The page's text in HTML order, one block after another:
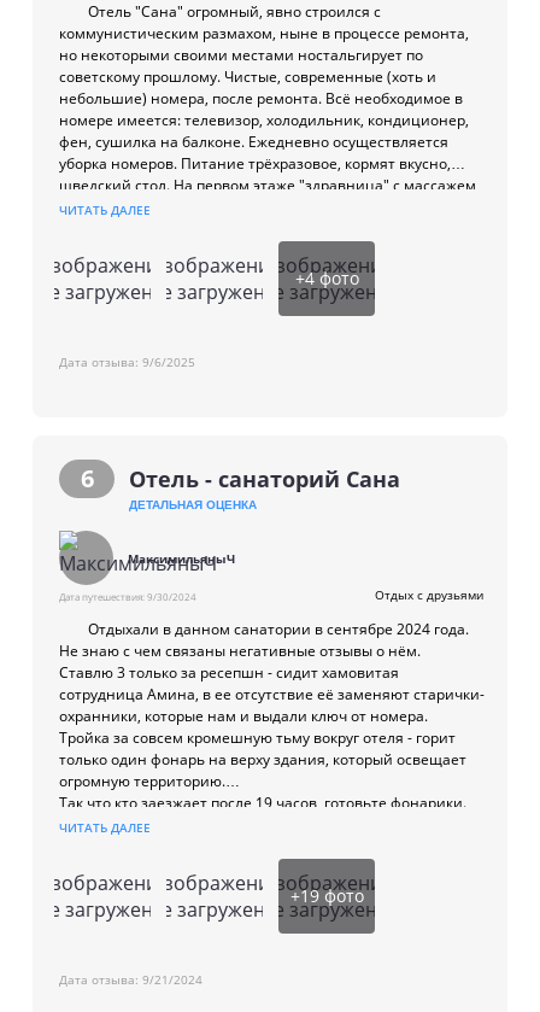
Доступны следующие процедуры:
сероводородные ванны;
четырёхкамерные ванны;
гинекологическое орошение;
орошение головы;
ингаляции;
массаж;
стоматолог;
физио-процедуры (диодинамик, амплипульс,
дарсонваль, УВЧ, магнит, электрофорез, ультразвук).
Удобства и развлечения в санатории
парковка;
кабинет врача;
экскурсионное обслуживание.
Пляж муниципальный, оборудованный, песчано-галечный.
3-я пляжная линия;
шезлонги, зонтики — бесплатно.
Отель "Сана" огромный, явно строился с
коммунистическим размахом, ныне в процессе ремонта,
но некоторыми своими местами ностальгирует по
советскому прошлому. Чистые, современные (хоть и
небольшие) номера, после ремонта. Всё необходимое в
номере имеется: телевизор, холодильник, кондиционер,
фен, сушилка на балконе. Ежедневно осуществляется
уборка номеров. Питание трёхразовое, кормят вкусно,
шведский стол. На первом этаже "здравница" с массажем,
душем Шарко и грязевыми ваннами. Отель расположен в
остановка городского транспорта. В шаговой доступности
торговый центр, аптека, местный рынок, парк, кафе.
ЧИТАТЬ ДАЛЕЕ
Изображение
не загружено
Изображение
не загружено
Изображение
не загружено
+4фото
Дата отзыва: 9/6/2025
6 Отель - санаторий Сана
ДЕТАЛЬНАЯ ОЦЕНКА
МаксимильяныЧ
Дата путешествия:9/30/2024 Отдых с друзьями
Отдыхали в данном санатории в сентябре 2024 года.
Не знаю с чем связаны негативные отзывы о нём.
Ставлю 3 только за ресепшн - сидит хамовитая
сотрудница Амина, в ее отсутствие её заменяют старички-
охранники, которые нам и выдали ключ от номера.
Тройка за совсем кромешную тьму вокруг отеля - горит
только один фонарь на верху здания, который освещает
огромную территорию.
Так что кто заезжает после 19 часов, готовьте фонарики.
Вход через "воротики" и лестницы - и то есть две
проходите их и поднимаетесь по огромной лестнице на
второй этаж.
Ресепшн: при заселении вечером на стойке нет никого,
кое-как нашли охранника-старичка - он выдал нам ключ от
ресепшн - девушка одна работает.
ЧИТАТЬ ДАЛЕЕ
Изображение
не загружено
Изображение
не загружено
Изображение
не загружено
+19фото
Дата отзыва: 9/21/2024